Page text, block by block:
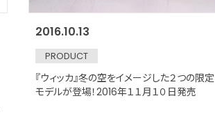
2016.10.13
PRODUCT
『ウィッカ』冬の空をイメージした２つの限定
モデルが登場！2016年１１月１０日発売